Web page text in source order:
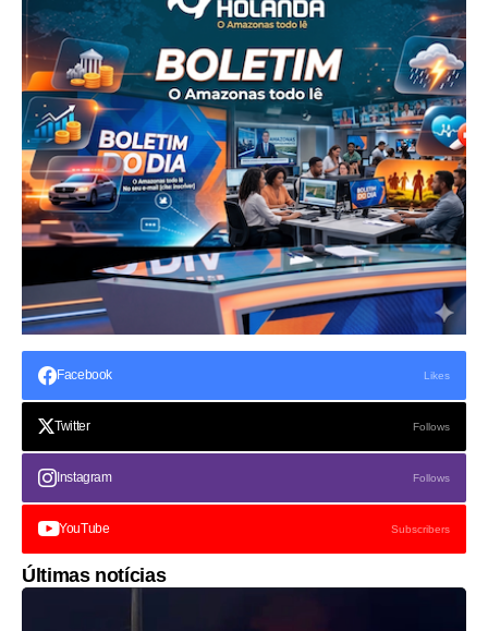
Facebook Likes
Twitter Follows
Instagram Follows
YouTube Subscribers
Últimas notícias